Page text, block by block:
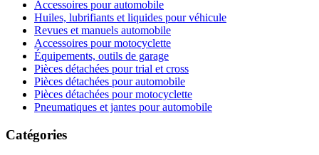
Accessoires pour automobile
Huiles, lubrifiants et liquides pour véhicule
Revues et manuels automobile
Accessoires pour motocyclette
Équipements, outils de garage
Pièces détachées pour trial et cross
Pièces détachées pour automobile
Pièces détachées pour motocyclette
Pneumatiques et jantes pour automobile
Catégories